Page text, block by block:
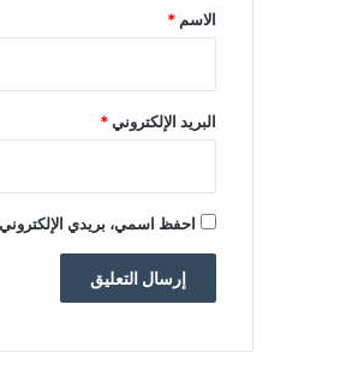
*
الاسم *
البريد الإلكتروني*
احفظ اسمي، بريدي